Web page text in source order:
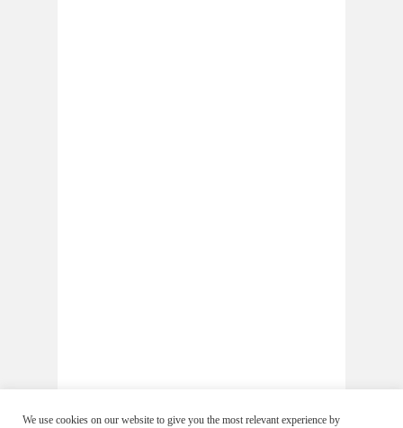
We use cookies on our website to give you the most relevant experience by